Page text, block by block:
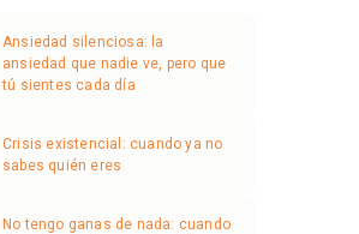
Ansiedad silenciosa: la
ansiedad que nadie ve, pero que
tú sientes cada día
Crisis existencial: cuando ya no
sabes quién eres
No tengo ganas de nada: cuando